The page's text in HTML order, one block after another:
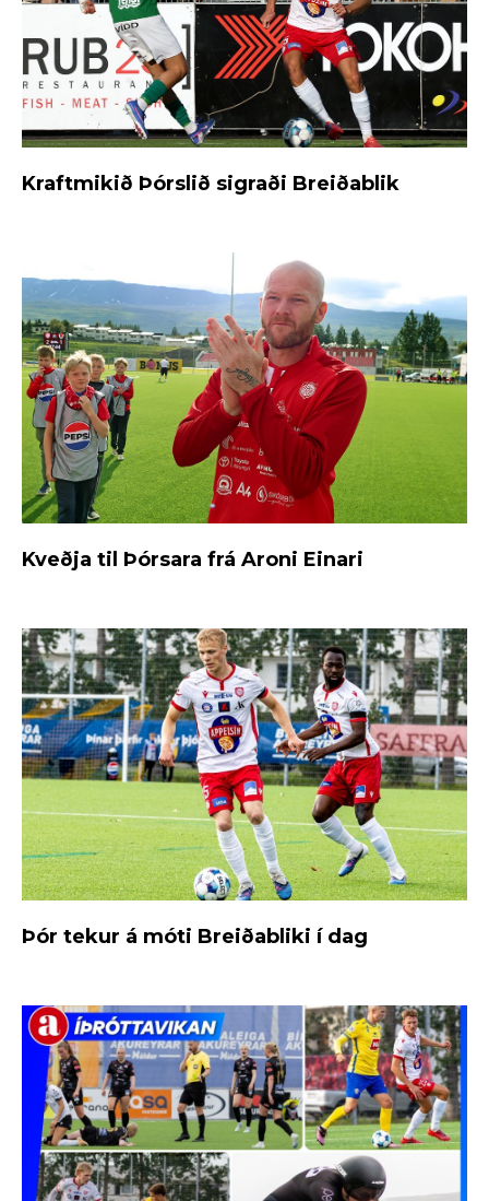
Kraftmikið Þórslið sigraði Breiðablik
Kveðja til Þórsara frá Aroni Einari
Þór tekur á móti Breiðabliki í dag